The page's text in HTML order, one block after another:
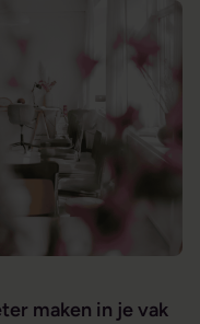
maken in je vak
in je vak